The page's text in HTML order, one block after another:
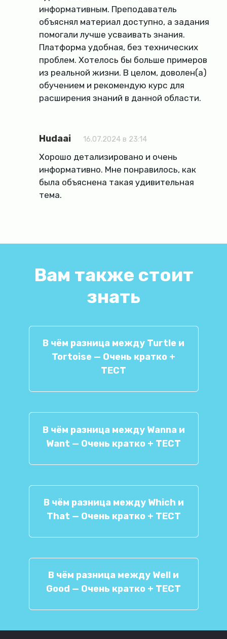
информативным. Преподаватель
объяснял материал доступно, а задания
помогали лучше усваивать знания.
Платформа удобная, без технических
проблем. Хотелось бы больше примеров
из реальной жизни. В целом, доволен(а)
обучением и рекомендую курс для
расширения знаний в данной области.
Hudaai 16.07.2024 в 23:14
Хорошо детализировано и очень
информативно. Мне понравилось, как
была объяснена такая удивительная
тема.
Вам также стоит
знать
В чём разница между Turtle и
Tortoise — Очень кратко +
ТЕСТ
В чём разница между Wanna и
Want — Очень кратко + ТЕСТ
В чём разница между Which и
That — Очень кратко + ТЕСТ
В чём разница между Well и
Good — Очень кратко + ТЕСТ